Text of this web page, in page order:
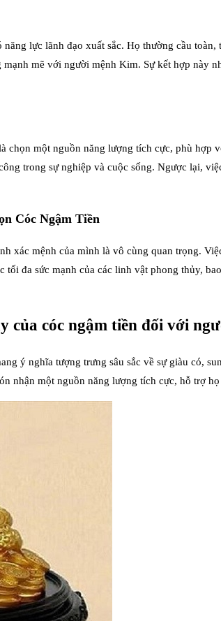
lực lãnh đạo xuất sắc. Họ thường cầu
mẽ với người mệnh Kim. Sự kết hợp này
một nguồn năng lượng tích cực, phù hợp
trong sự nghiệp và cuộc sống. Ngược lại,
Cóc Ngậm Tiền
xác mệnh của mình là vô cùng quan trọng.
đa sức mạnh của các linh vật phong thủy,
cóc ngậm tiền đối với
ý nghĩa tượng trưng sâu sắc về sự giàu có,
nhận một nguồn năng lượng tích cực, hỗ trợ